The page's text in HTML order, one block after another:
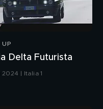
UP
Delta Futurista
2024 | Italia 1